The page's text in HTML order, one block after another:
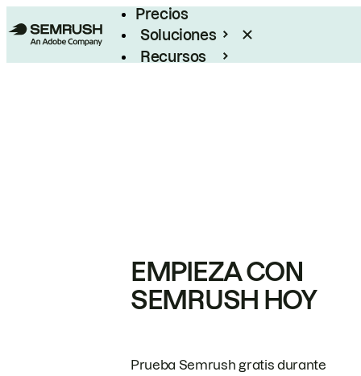
Precios
Soluciones
Recursos
EMPIEZA CON
SEMRUSH HOY
Prueba Semrush gratis durante